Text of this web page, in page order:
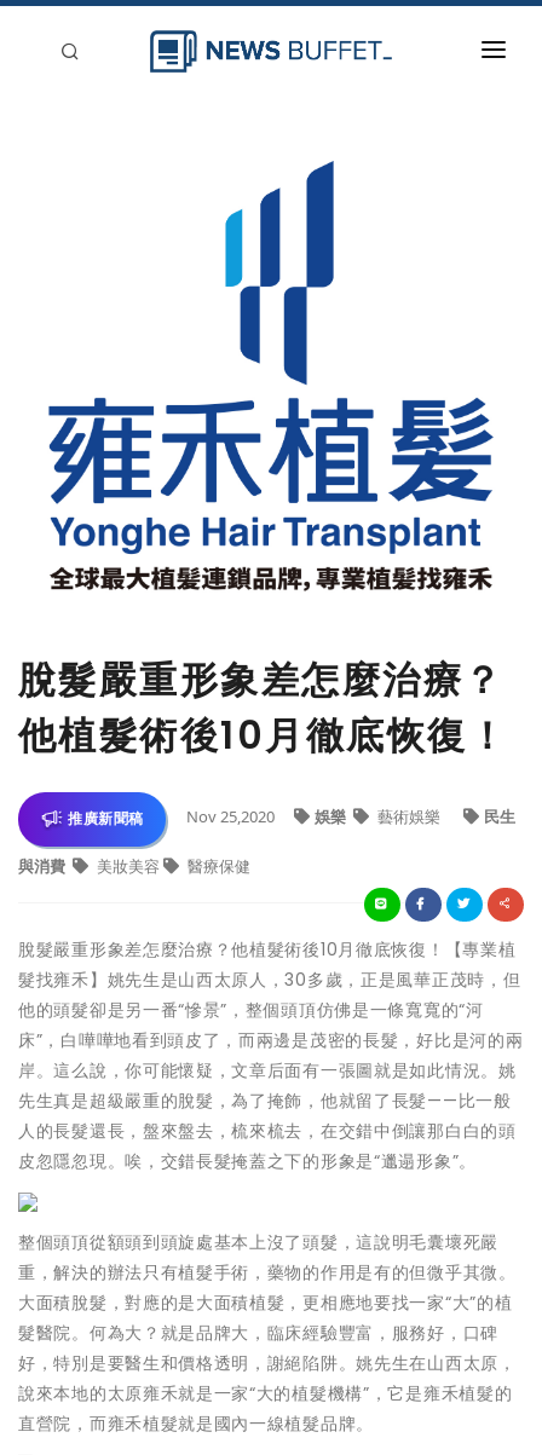
脫髮嚴重形象差怎麼治療？
他植髮術後10月徹底恢復！
推廣新聞稿 Nov 25,2020 娛樂 藝術娛樂 民生
與消費 美妝美容 醫療保健
脫髮嚴重形象差怎麼治療？他植髮術後10月徹底恢復！【專業植
髮找雍禾】姚先生是山西太原人，30多歲，正是風華正茂時，但
他的頭髮卻是另一番“慘景”，整個頭頂仿佛是一條寬寬的“河
床”，白嘩嘩地看到頭皮了，而兩邊是茂密的長髮，好比是河的兩
岸。這么說，你可能懷疑，文章后面有一張圖就是如此情況。姚
先生真是超級嚴重的脫髮，為了掩飾，他就留了長髮——比一般
人的長髮還長，盤來盤去，梳來梳去，在交錯中倒讓那白白的頭
皮忽隱忽現。唉，交錯長髮掩蓋之下的形象是“邋遢形象”。
整個頭頂從額頭到頭旋處基本上沒了頭髮，這說明毛囊壞死嚴
重，解決的辦法只有植髮手術，藥物的作用是有的但微乎其微。
大面積脫髮，對應的是大面積植髮，更相應地要找一家“大”的植
髮醫院。何為大？就是品牌大，臨床經驗豐富，服務好，口碑
好，特別是要醫生和價格透明，謝絕陷阱。姚先生在山西太原，
說來本地的太原雍禾就是一家“大的植髮機構”，它是雍禾植髮的
直營院，而雍禾植髮就是國內一線植髮品牌。